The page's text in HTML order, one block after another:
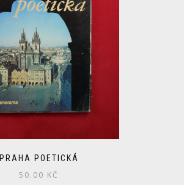
PRAHA POETICKÁ
50.00 KČ